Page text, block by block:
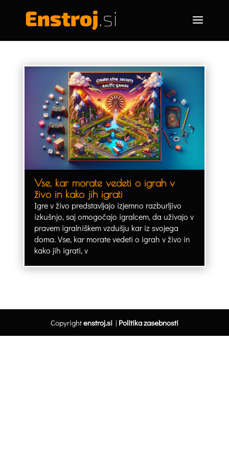
Vse, kar morate vedeti o igrah v
živo in kako jih igrati
Igre v živo predstavljajo izjemno razburljivo
izkušnjo, saj omogočajo igralcem, da uživajo v
pravem igralniškem vzdušju kar iz svojega
doma. Vse, kar morate vedeti o igrah v živo in
kako jih igrati, v
Copyrightenstroj.si| Politika zasebnosti